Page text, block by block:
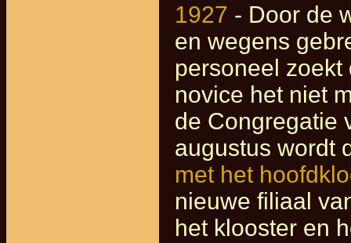
1927 - Door de
en wegens
personeel
novice het niet
de Congregatie
augustus wordt
met het
nieuwe filiaal
het klooster en